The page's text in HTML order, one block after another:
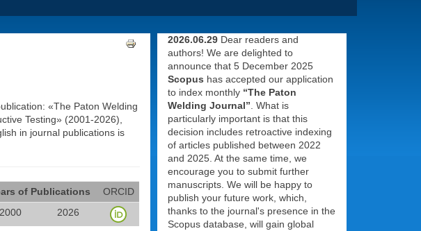
«The Paton Welding
Testing» (2001-2026),
in journal publications is
of Publications
ORCID
2000 2026
2026.06.29Dear readers and
authors! We are delighted to
announce that 5 December 2025
Scopus has accepted our application
to index monthly “The Paton
Welding Journal” . What is
particularly important is that this
decision includes retroactive indexing
of articles published between 2022
and 2025. At the same time, we
encourage you to submit further
manuscripts. We will be happy to
publish your future work, which,
thanks to the journal's presence in the
Scopus database, will gain global